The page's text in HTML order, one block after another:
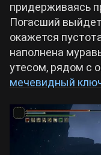
придерживаясь
Погасший
окажется
наполнена
утесом, рядом с
мечевидный